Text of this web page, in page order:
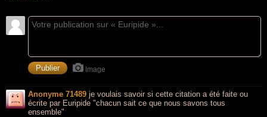
Image
Anonyme 71489 je voulais savoir si cette citation a été faite ou
écrite par Euripide "chacun sait ce que nous savons tous
ensemble"